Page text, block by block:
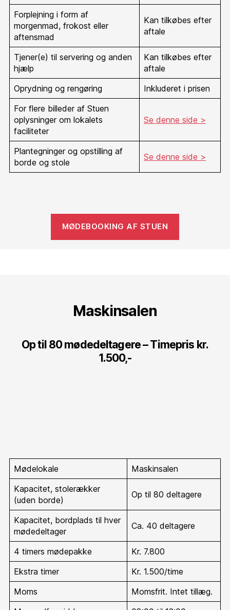
Forplejning i form af
morgenmad, frokost eller
aftensmad
Kan tilkøbes efter
aftale
Tjener(e) til servering og anden
hjælp
Kan tilkøbes efter
aftale
Oprydning og rengøring
Inkluderet i prisen
For flere billeder af Stuen
oplysninger om lokalets
faciliteter
Se denne side >
Plantegninger og opstilling af
borde og stole
Se denne side >
MØDEBOOKING AF STUEN
Maskinsalen
Op til 80 mødedeltagere – Timepris kr.
1.500,-
Mødelokale
Maskinsalen
Kapacitet, stolerækker
(uden borde)
Op til 80 deltagere
Kapacitet, bordplads til hver
mødedeltager
Ca. 40 deltagere
4 timers mødepakke
Kr. 7.800
Ekstra timer
Kr. 1.500/time
Moms
Momsfrit. Intet tillæg.